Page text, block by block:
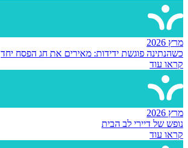
מרץ 2026
כשהנתינה פוגשת ידידות: מאירים את חג הפסח יחד
קראו עוד
מרץ 2026
נופש של דיירי לב הבית
קראו עוד